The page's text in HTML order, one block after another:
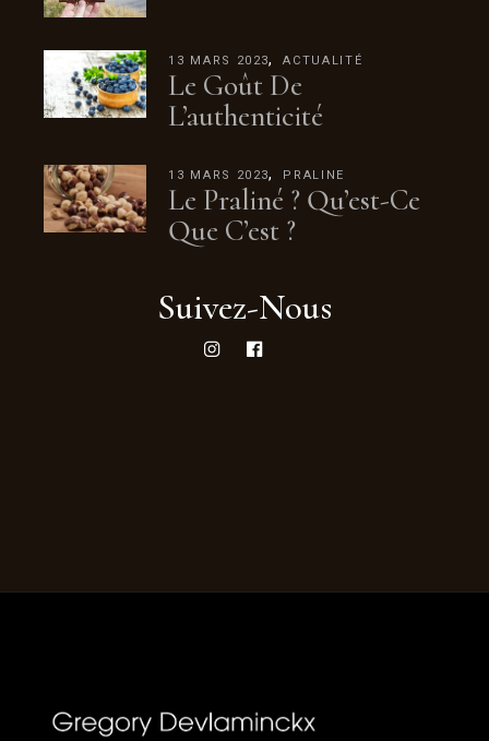
13 MARS 2023 ACTUALITÉ
Le Goût De
L’authenticité
13 MARS 2023 PRALINE
Le Praliné ? Qu’est-Ce
Que C’est ?
Suivez-Nous